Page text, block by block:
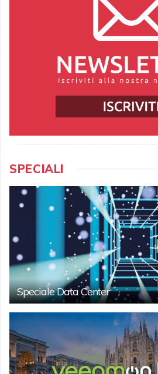
SPECIALI
Speciale Data Center